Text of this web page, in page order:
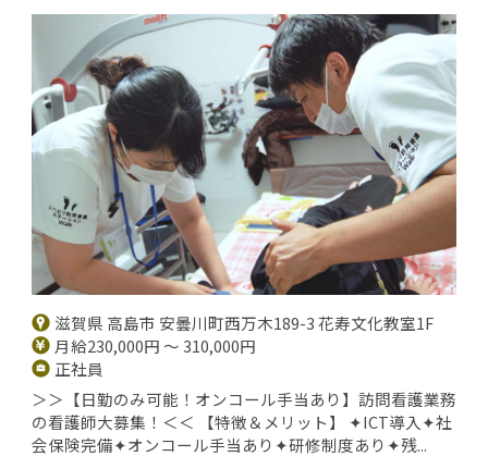
滋賀県 高島市 安曇川町西万木189-3 花寿文化教室1F
月給230,000円 ～ 310,000円
正社員
＞＞【日勤のみ可能！オンコール手当あり】訪問看護業務
の看護師大募集！＜＜ 【特徴＆メリット】 ✦ICT導入✦社
会保険完備✦オンコール手当あり✦研修制度あり✦残...